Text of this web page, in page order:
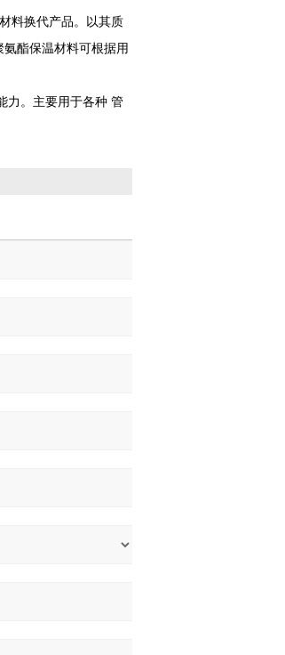
料换代产品。以其质
酯保温材料可根据用
力。主要用于各种 管